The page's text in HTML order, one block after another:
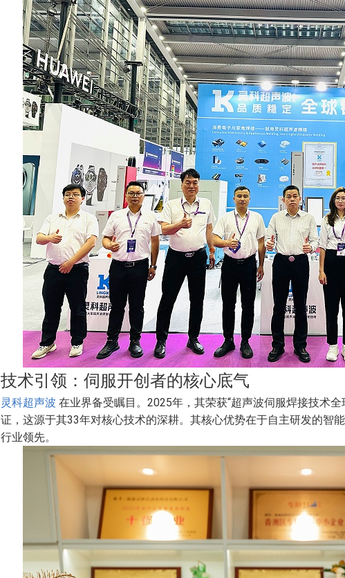
技术引领：伺服开创者的核心底气
灵科超声波 在业界备受瞩目。2025年，其荣获“超声波伺服焊接技术
证，这源于其33年对核心技术的深耕。其核心优势在于自主研发的智
行业领先。